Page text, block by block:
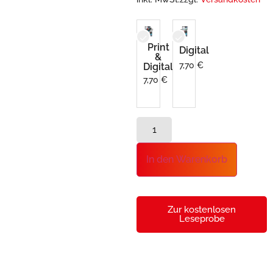
Print
&
Digital
7,70 €
Digital
7,70 €
In den Warenkorb
Zur kostenlosen
Leseprobe